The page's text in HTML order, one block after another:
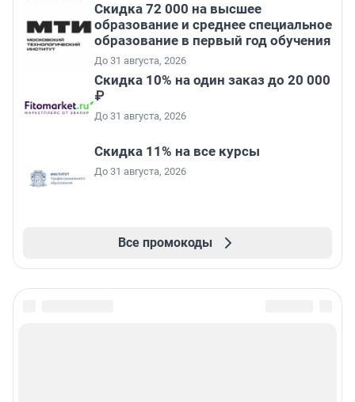
Скидка 72 000 на высшее
образование и среднее специальное
образование в первый год обучения
До 31 августа, 2026
Скидка 10% на один заказ до 20 000
₽
До 31 августа, 2026
Скидка 11% на все курсы
До 31 августа, 2026
Все промокоды